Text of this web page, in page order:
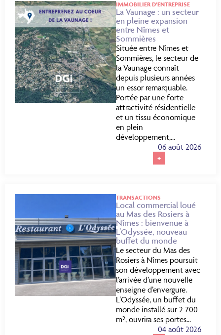
IMMOBILIER D’ENTREPRISE
La Vaunage : un secteur
en pleine expansion
entre Nîmes et
Sommières
Située entre Nîmes et
Sommières, le secteur de
la Vaunage connaît
depuis plusieurs années
un essor remarquable.
Portée par une forte
attractivité résidentielle
et un tissu économique
en plein
développement,...
06 août 2026
+
TRANSACTIONS
Local commercial loué
au Mas des Rosiers à
Nîmes : bienvenue à
L’Odyssée, nouveau
buffet du monde
Le secteur du Mas des
Rosiers à Nîmes poursuit
son développement avec
l’arrivée d’une nouvelle
enseigne d’envergure.
L’Odyssée, un buffet du
monde installé sur 2 700
m², ouvrira ses portes...
04 août 2026